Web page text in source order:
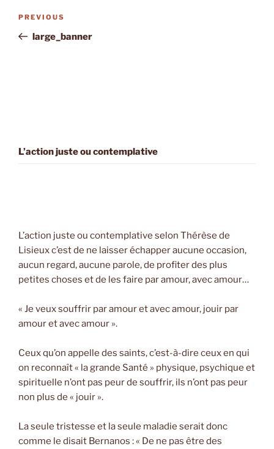
Previous
Post
PREVIOUS
large_banner
L’action juste ou contemplative
L’action juste ou contemplative selon Thérèse de
Lisieux c’est de ne laisser échapper aucune occasion,
aucun regard, aucune parole, de profiter des plus
petites choses et de les faire par amour, avec amour…
« Je veux souffrir par amour et avec amour, jouir par
amour et avec amour ».
Ceux qu’on appelle des saints, c’est-à-dire ceux en qui
on reconnaît « la grande Santé » physique, psychique et
spirituelle n’ont pas peur de souffrir, ils n’ont pas peur
non plus de « jouir ».
La seule tristesse et la seule maladie serait donc
comme le disait Bernanos : « De ne pas être des